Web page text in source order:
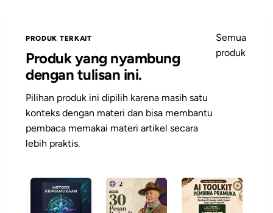
PRODUK TERKAIT
Produk yang nyambung
dengan tulisan ini.
Pilihan produk ini dipilih karena masih satu
konteks dengan materi dan bisa membantu
pembaca memakai materi artikel secara
lebih praktis.
Semua
produk